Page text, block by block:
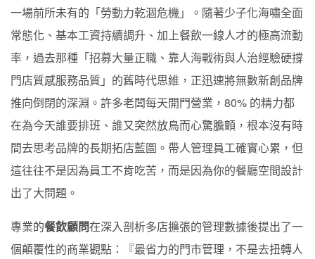
一場前所未有的「勞動力乾涸危機」。隨著少子化海嘯全面
常態化、基本工資持續調升、加上餐飲一線人才的極高流動
率，過去那種「招募大量正職、靠人海戰術與人治經驗硬撐
門店質感服務品質」的舊時代思維，正迅速將無數新創品牌
推向倒閉的深淵。許多老闆每天開門營業，80% 的精力都
在為今天誰要排班、誰又突然放鳥而心驚膽顫，根本沒有時
間去思考品牌的長期拓店藍圖。帶人管理員工確實心累，但
這往往不是因為員工不肯吃苦，而是因為你的餐廳空間設計
出了大問題。
專業的餐飲顧問在深入剖析多店擴張的管理數據後提出了一
個顛覆性的商業觀點：『最省力的門市管理，不是去扭轉人